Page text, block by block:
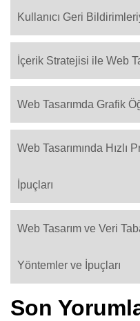
Kullanıcı Geri
İçerik Stratejisi ile Web
Web Tasarımda Grafik
Web Tasarımında Hızlı
İpuçları
Web Tasarım ve Veri
Yöntemler ve İpuçları
Son